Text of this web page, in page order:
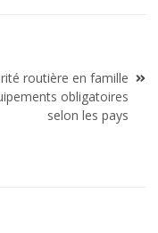
routière en famille
obligatoires
selon les pays